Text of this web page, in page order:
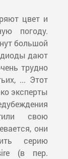
цвет и
погоду.
большой
дают
трудно
... Этот
эксперты
свою
они
серию
(в пер.